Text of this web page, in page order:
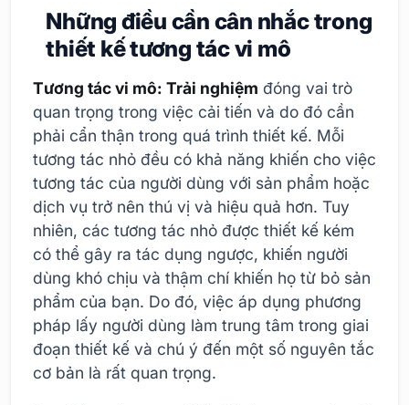
Những điều cần cân nhắc trong
thiết kế tương tác vi mô
Tương tác vi mô: Trải nghiệm đóng vai trò
quan trọng trong việc cải tiến và do đó cần
phải cẩn thận trong quá trình thiết kế. Mỗi
tương tác nhỏ đều có khả năng khiến cho việc
tương tác của người dùng với sản phẩm hoặc
dịch vụ trở nên thú vị và hiệu quả hơn. Tuy
nhiên, các tương tác nhỏ được thiết kế kém
có thể gây ra tác dụng ngược, khiến người
dùng khó chịu và thậm chí khiến họ từ bỏ sản
phẩm của bạn. Do đó, việc áp dụng phương
pháp lấy người dùng làm trung tâm trong giai
đoạn thiết kế và chú ý đến một số nguyên tắc
cơ bản là rất quan trọng.